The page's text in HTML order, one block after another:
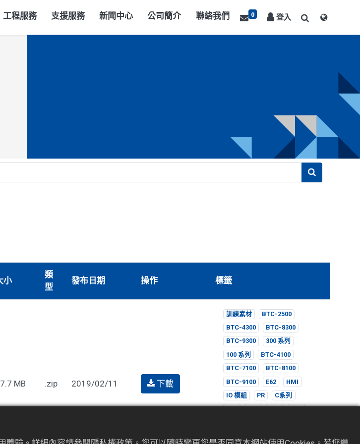
工程服務 支援服務 新聞中心 公司簡介 聯絡我們 0 登入
小
類
型
發布日期 操作 標籤
MB .zip 2019/02/11 下載
訓練素材
BTC-2500
BTC-4300
BTC-8300
BTC-9300
300 系列
100 系列
BTC-4100
BTC-7100
BTC-8100
BTC-9100
E62
HMI
IO 模組
PR
C系列
C22
C42 C62
C72